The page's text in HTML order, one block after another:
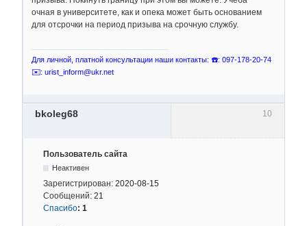
очная в университете, как и опека может быть основанием
для отсрочки на период призыва на срочную службу.
Для личной, платной консультации наши контакты: ☎️: 097-178-20-74
✉️: urist_inform@ukr.net
10
bkoleg68
Пользователь сайта
Неактивен
Зарегистрирован: 2020-08-15
Сообщений: 21
Спасибо: 1